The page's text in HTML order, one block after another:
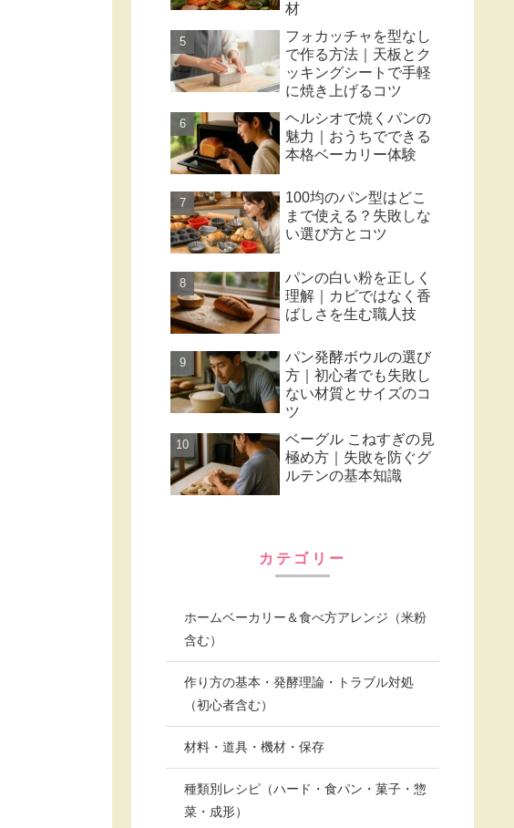
材
フォカッチャを型なし
で作る方法｜天板とク
ッキングシートで手軽
に焼き上げるコツ
ヘルシオで焼くパンの
魅力｜おうちでできる
本格ベーカリー体験
100均のパン型はどこ
まで使える？失敗しな
い選び方とコツ
パンの白い粉を正しく
理解｜カビではなく香
ばしさを生む職人技
パン発酵ボウルの選び
方｜初心者でも失敗し
ない材質とサイズのコ
ツ
ベーグル こねすぎの見
極め方｜失敗を防ぐグ
ルテンの基本知識
カテゴリー
ホームベーカリー＆食べ方アレンジ（米粉
含む）
作り方の基本・発酵理論・トラブル対処
（初心者含む）
材料・道具・機材・保存
種類別レシピ（ハード・食パン・菓子・惣
菜・成形）